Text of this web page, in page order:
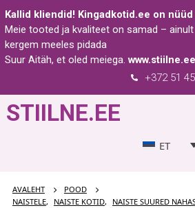
Kallid kliendid! Kingadkotid.ee on nüüd
Meie tooted ja kvaliteet on samad –
kergem meeles pidada
Suur Aitäh, et oled meiega.www.stiilne.ee
+372 51
STIILNE.EE
ET
AVALEHT
POOD
NAISTELE, NAISTE KOTID,
NAISTE SUURED